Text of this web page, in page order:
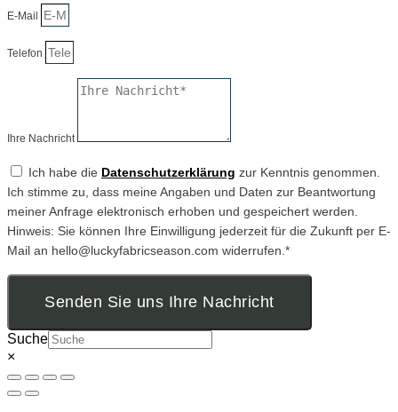
E-Mail
Telefon
Ihre Nachricht
Ich habe die Datenschutzerklärung zur Kenntnis genommen.
Ich stimme zu, dass meine Angaben und Daten zur Beantwortung
meiner Anfrage elektronisch erhoben und gespeichert werden.
Hinweis: Sie können Ihre Einwilligung jederzeit für die Zukunft per E-
Mail an hello@luckyfabricseason.com widerrufen.*
Senden Sie uns Ihre Nachricht
Suche
×